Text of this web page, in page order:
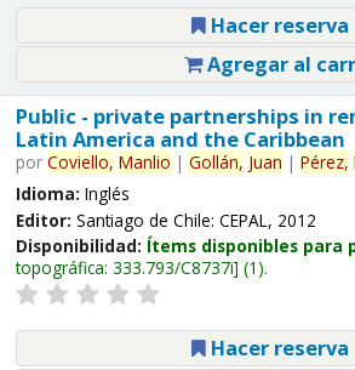
Hacer reserva
Agregar al
Public - private partnerships in
Latin America and the Caribbean
por Coviello, Manlio | Gollán, Juan | Pérez,
Idioma: Inglés
Editor: Santiago de Chile: CEPAL, 2012
Disponibilidad: Ítems disponibles para
topográfica: 333.793/C8737i (1).
Hacer reserva